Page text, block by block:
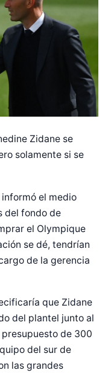
Zidane se
solamente si se
el medio
del fondo de
el Olympique
se dé, tendrían
de la gerencia
que Zidane
del plantel junto al
de 300
del sur de
las grandes